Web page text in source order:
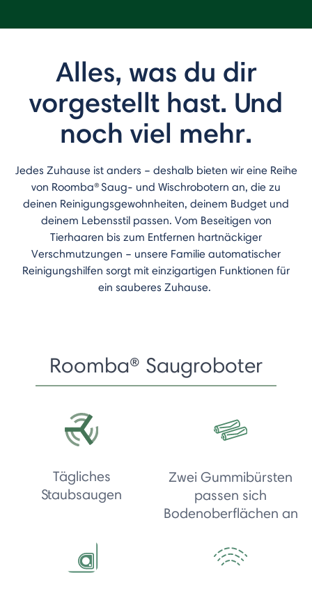
Alles, was du dir
vorgestellt hast. Und
noch viel mehr.
Jedes Zuhause ist anders – deshalb bieten wir eine Reihe
von Roomba®Saug- und Wischrobotern an, die zu
deinen Reinigungsgewohnheiten, deinem Budget und
deinem Lebensstil passen. Vom Beseitigen von
Tierhaaren bis zum Entfernen hartnäckiger
Verschmutzungen – unsere Familie automatischer
Reinigungshilfen sorgt mit einzigartigen Funktionen für
ein sauberes Zuhause.
Roomba® Saugroboter
Tägliches
Staubsaugen
Zwei Gummibürsten
passen sich
Bodenoberflächen an